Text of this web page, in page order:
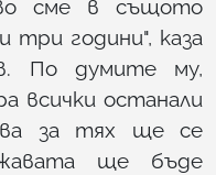
сме в същото
три години", каза
По думите му,
всички останали
за тях ще се
ще бъде